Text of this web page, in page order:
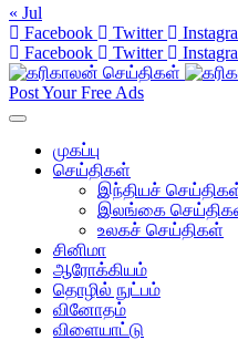
« Jul
Facebook
Twitter
Facebook
Twitter
Post Your Free Ads
முகப்பு
செய்திகள்
இந்தியச்
இலங்கை
உலகச் செய்திகள்
சினிமா
ஆரோக்கியம்
தொழில் நுட்பம்
வினோதம்
விளையாட்டு